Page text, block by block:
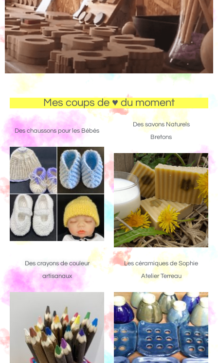
Mes coups de ♥ du moment
Des chaussons pour les Bébés
Des savons Naturels
Bretons
Des crayons de couleur
artisanaux
Les céramiques de Sophie
Atelier Terreau